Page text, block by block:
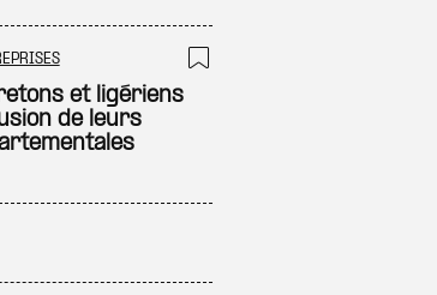
Ajouter à ma
et ligériens
de leurs